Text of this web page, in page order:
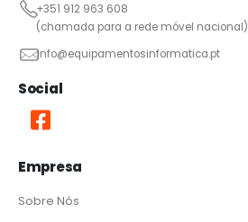
+351 912 963 608
(chamada para a rede móvel nacional)
info@equipamentosinformatica.pt
Social
Empresa
Sobre Nós